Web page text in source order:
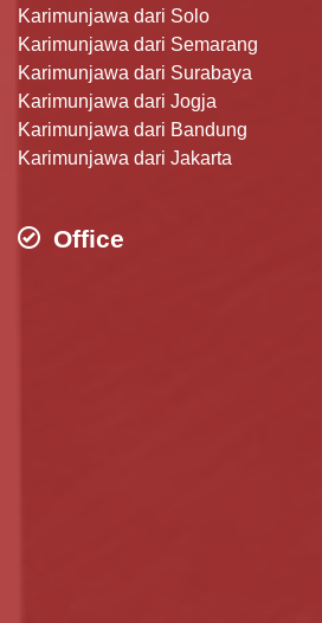
Karimunjawa dari Solo
Karimunjawa dari Semarang
Karimunjawa dari Surabaya
Karimunjawa dari Jogja
Karimunjawa dari Bandung
Karimunjawa dari Jakarta
Office